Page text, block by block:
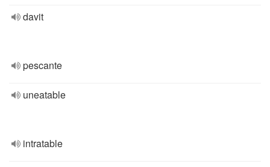
davit
pescante
uneatable
intratable